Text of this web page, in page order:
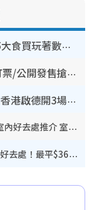
【8月生日優惠2026】全港85大食買玩著數攻略 自助餐/火鍋放題同行免費＋誠品/DONKI送現金券
人夫集團｜Klook套票/優先訂票/公開發售搶飛攻略！附票價.購票連結.場地座位表
BIGBANG演唱會2026｜11月香港啟德開3場！實名制VIP申請、優先購票攻略
香港室內好去處｜逾35大歎冷氣室內好去處推介 室內活動免費避雨無懼落雨
唱K推介2026︱全港13大卡啦OK好去處！最平$36起 日文K都有！(附地址+收費詳情)